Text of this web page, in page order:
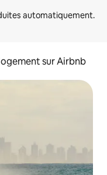
sur Airbnb